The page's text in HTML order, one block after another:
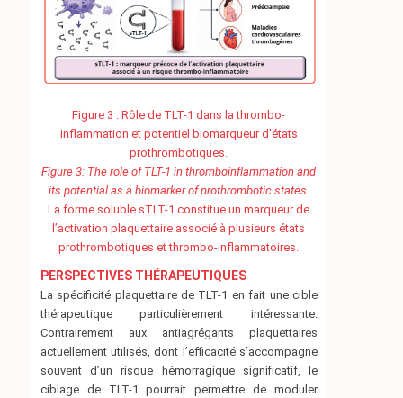
Figure 3 : Rôle de TLT-1 dans la thrombo-
inflammation et potentiel biomarqueur d’états
prothrombotiques.
Figure 3: The role of TLT-1 in thromboinflammation and
its potential as a biomarker of prothrombotic states.
La forme soluble sTLT-1 constitue un marqueur de
l’activation plaquettaire associé à plusieurs états
prothrombotiques et thrombo-inflammatoires.
PERSPECTIVES THÉRAPEUTIQUES
La spécificité plaquettaire de TLT-1 en fait une cible
thérapeutique particulièrement intéressante.
Contrairement aux antiagrégants plaquettaires
actuellement utilisés, dont l’efficacité s’accompagne
souvent d’un risque hémorragique significatif, le
ciblage de TLT-1 pourrait permettre de moduler